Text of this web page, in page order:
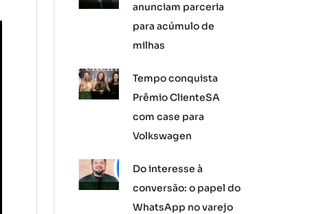
anunciam parceria
para acúmulo de
milhas
Tempo conquista
Prêmio ClienteSA
com case para
Volkswagen
Do interesse à
conversão: o papel do
WhatsApp no varejo